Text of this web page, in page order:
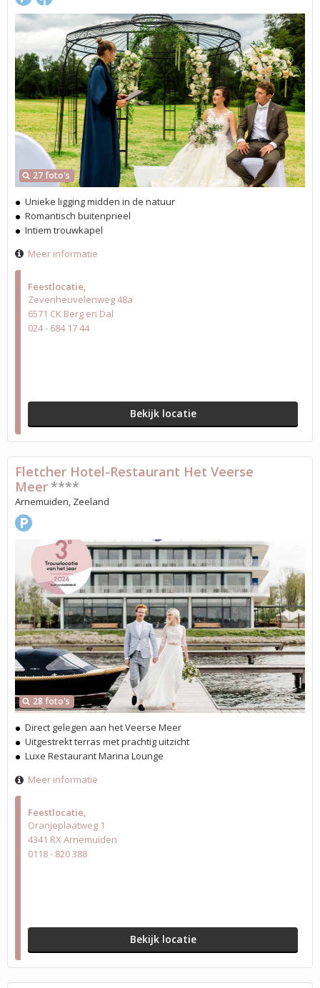
Feestlocatie
Zevenheuvelenweg 48a
6571 CK Berg en Dal
024 - 684 17 44
Bekijk locatie
27 foto's
Unieke ligging midden in de natuur
Romantisch buitenprieel
Intiem trouwkapel
Meer informatie
Feestlocatie
Oranjeplaatweg 1
4341 RX Arnemuiden
0118 - 820 388
Bekijk locatie
28 foto's
Fletcher Hotel-Restaurant Het Veerse
Meer ****
Arnemuiden, Zeeland
Direct gelegen aan het Veerse Meer
Uitgestrekt terras met prachtig uitzicht
Luxe Restaurant Marina Lounge
Meer informatie